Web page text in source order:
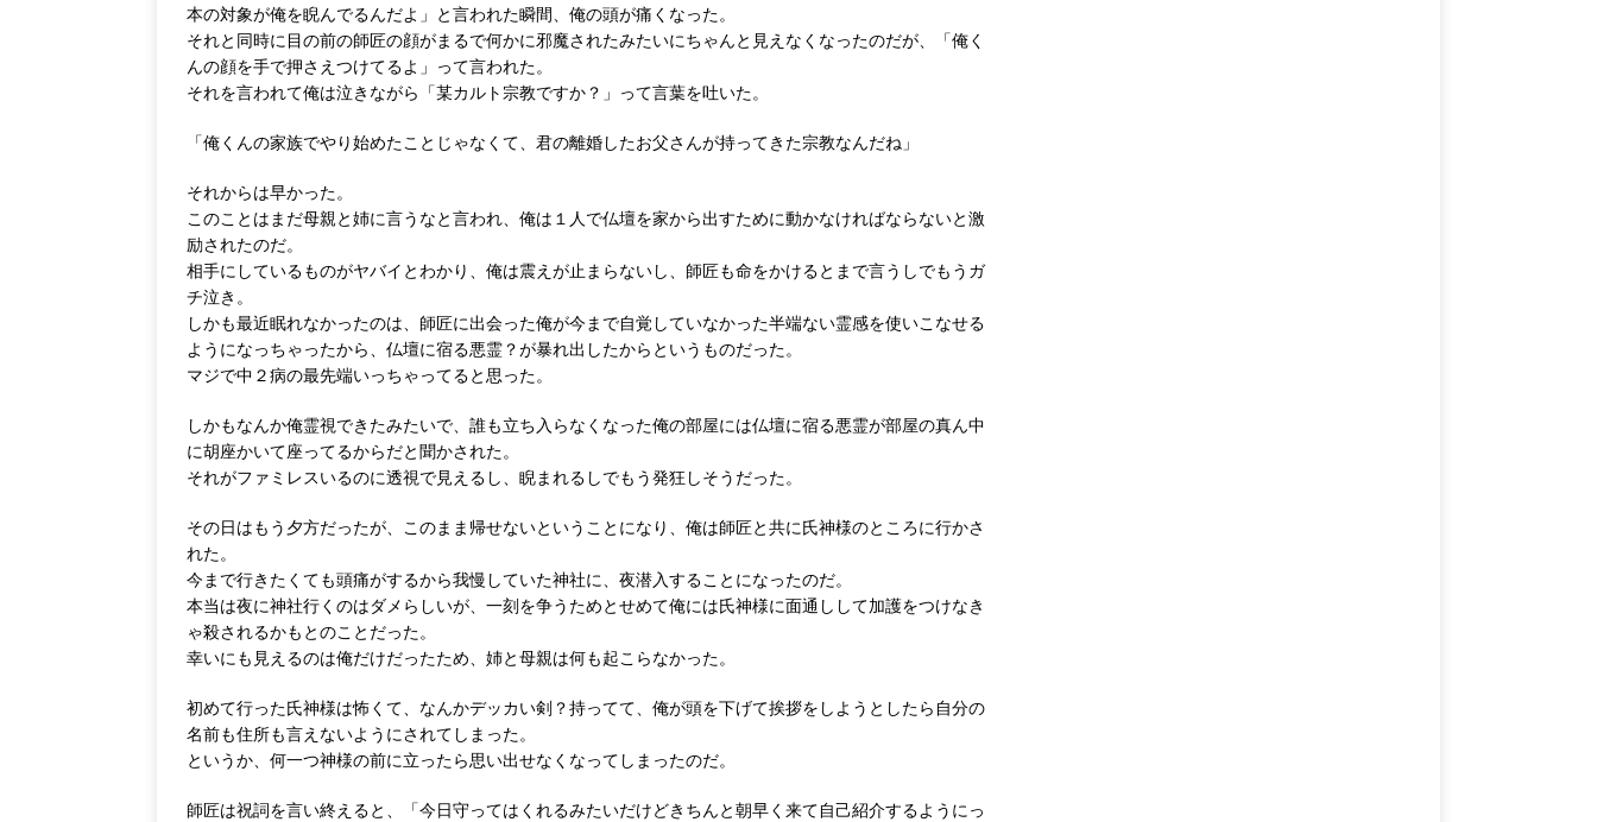
本の対象が俺を睨んでるんだよ」と言われた瞬間、俺の頭が痛くなった。
それと同時に目の前の師匠の顔がまるで何かに邪魔されたみたいにちゃんと見えなくなったのだが、「俺く
んの顔を手で押さえつけてるよ」って言われた。
それを言われて俺は泣きながら「某カルト宗教ですか？」って言葉を吐いた。
「俺くんの家族でやり始めたことじゃなくて、君の離婚したお父さんが持ってきた宗教なんだね」
それからは早かった。
このことはまだ母親と姉に言うなと言われ、俺は１人で仏壇を家から出すために動かなければならないと激
励されたのだ。
相手にしているものがヤバイとわかり、俺は震えが止まらないし、師匠も命をかけるとまで言うしでもうガ
チ泣き。
しかも最近眠れなかったのは、師匠に出会った俺が今まで自覚していなかった半端ない霊感を使いこなせる
ようになっちゃったから、仏壇に宿る悪霊？が暴れ出したからというものだった。
マジで中２病の最先端いっちゃってると思った。
しかもなんか俺霊視できたみたいで、誰も立ち入らなくなった俺の部屋には仏壇に宿る悪霊が部屋の真ん中
に胡座かいて座ってるからだと聞かされた。
それがファミレスいるのに透視で見えるし、睨まれるしでもう発狂しそうだった。
その日はもう夕方だったが、このまま帰せないということになり、俺は師匠と共に氏神様のところに行かさ
れた。
今まで行きたくても頭痛がするから我慢していた神社に、夜潜入することになったのだ。
本当は夜に神社行くのはダメらしいが、一刻を争うためとせめて俺には氏神様に面通しして加護をつけなき
ゃ殺されるかもとのことだった。
幸いにも見えるのは俺だけだったため、姉と母親は何も起こらなかった。
初めて行った氏神様は怖くて、なんかデッカい剣？持ってて、俺が頭を下げて挨拶をしようとしたら自分の
名前も住所も言えないようにされてしまった。
というか、何一つ神様の前に立ったら思い出せなくなってしまったのだ。
師匠は祝詞を言い終えると、「今日守ってはくれるみたいだけどきちんと朝早く来て自己紹介するようにっ